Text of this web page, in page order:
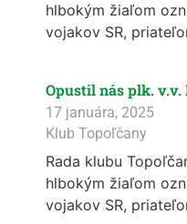
hlbokým žiaľom
vojakov SR,
Opustil nás plk.
17 januára, 2025
Klub Topoľčany
Rada klubu
hlbokým žiaľom
vojakov SR,